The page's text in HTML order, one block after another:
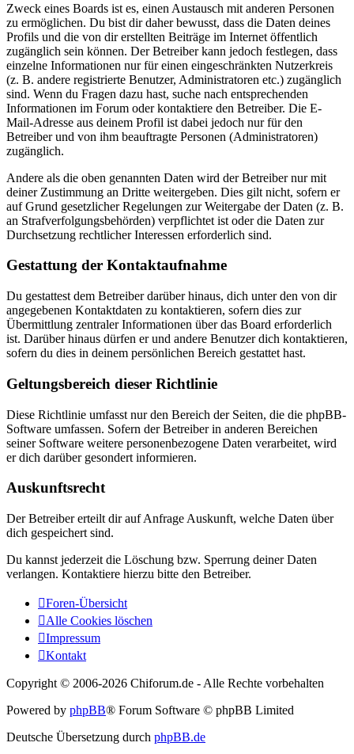
Zweck eines Boards ist es, einen Austausch mit anderen Personen
zu ermöglichen. Du bist dir daher bewusst, dass die Daten deines
Profils und die von dir erstellten Beiträge im Internet öffentlich
zugänglich sein können. Der Betreiber kann jedoch festlegen, dass
einzelne Informationen nur für einen eingeschränkten Nutzerkreis
(z. B. andere registrierte Benutzer, Administratoren etc.) zugänglich
sind. Wenn du Fragen dazu hast, suche nach entsprechenden
Informationen im Forum oder kontaktiere den Betreiber. Die E-
Mail-Adresse aus deinem Profil ist dabei jedoch nur für den
Betreiber und von ihm beauftragte Personen (Administratoren)
zugänglich.
Andere als die oben genannten Daten wird der Betreiber nur mit
deiner Zustimmung an Dritte weitergeben. Dies gilt nicht, sofern er
auf Grund gesetzlicher Regelungen zur Weitergabe der Daten (z. B.
an Strafverfolgungsbehörden) verpflichtet ist oder die Daten zur
Durchsetzung rechtlicher Interessen erforderlich sind.
Gestattung der Kontaktaufnahme
Du gestattest dem Betreiber darüber hinaus, dich unter den von dir
angegebenen Kontaktdaten zu kontaktieren, sofern dies zur
Übermittlung zentraler Informationen über das Board erforderlich
ist. Darüber hinaus dürfen er und andere Benutzer dich kontaktieren,
sofern du dies in deinem persönlichen Bereich gestattet hast.
Geltungsbereich dieser Richtlinie
Diese Richtlinie umfasst nur den Bereich der Seiten, die die phpBB-
Software umfassen. Sofern der Betreiber in anderen Bereichen
seiner Software weitere personenbezogene Daten verarbeitet, wird
er dich darüber gesondert informieren.
Auskunftsrecht
Der Betreiber erteilt dir auf Anfrage Auskunft, welche Daten über
dich gespeichert sind.
Du kannst jederzeit die Löschung bzw. Sperrung deiner Daten
verlangen. Kontaktiere hierzu bitte den Betreiber.
Foren-Übersicht
Alle Cookies löschen
Impressum
Kontakt
Copyright © 2006-2026 Chiforum.de - Alle Rechte vorbehalten
Powered by phpBB® Forum Software © phpBB Limited
Deutsche Übersetzung durch phpBB.de